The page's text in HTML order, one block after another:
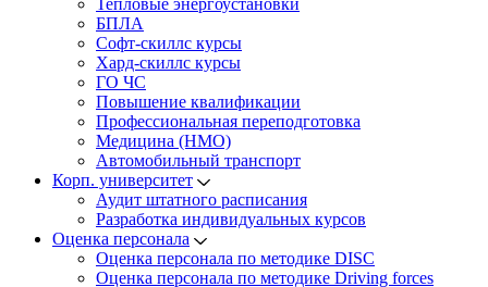
Тепловые энергоустановки
БПЛА
Софт-скиллс курсы
Хард-скиллс курсы
ГО ЧС
Повышение квалификации
Профессиональная переподготовка
Медицина (НМО)
Автомобильный транспорт
Корп. университет
Аудит штатного расписания
Разработка индивидуальных курсов
Оценка персонала
Оценка персонала по методике DISC
Оценка персонала по методике Driving forces